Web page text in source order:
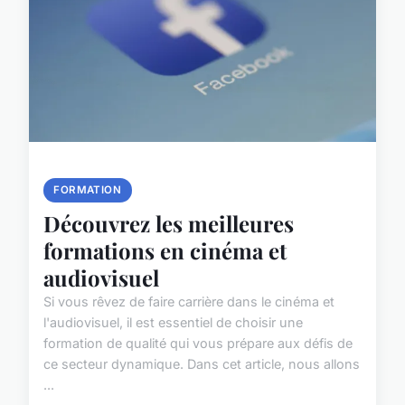
FORMATION
Découvrez les meilleures
formations en cinéma et
audiovisuel
Si vous rêvez de faire carrière dans le cinéma et
l'audiovisuel, il est essentiel de choisir une
formation de qualité qui vous prépare aux défis de
ce secteur dynamique. Dans cet article, nous allons
...